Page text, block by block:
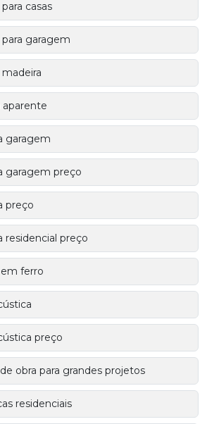
casas
garagem
aparente
garagem
garagem preço
preço
residencial preço
ferro
preço
obra para grandes projetos
residenciais